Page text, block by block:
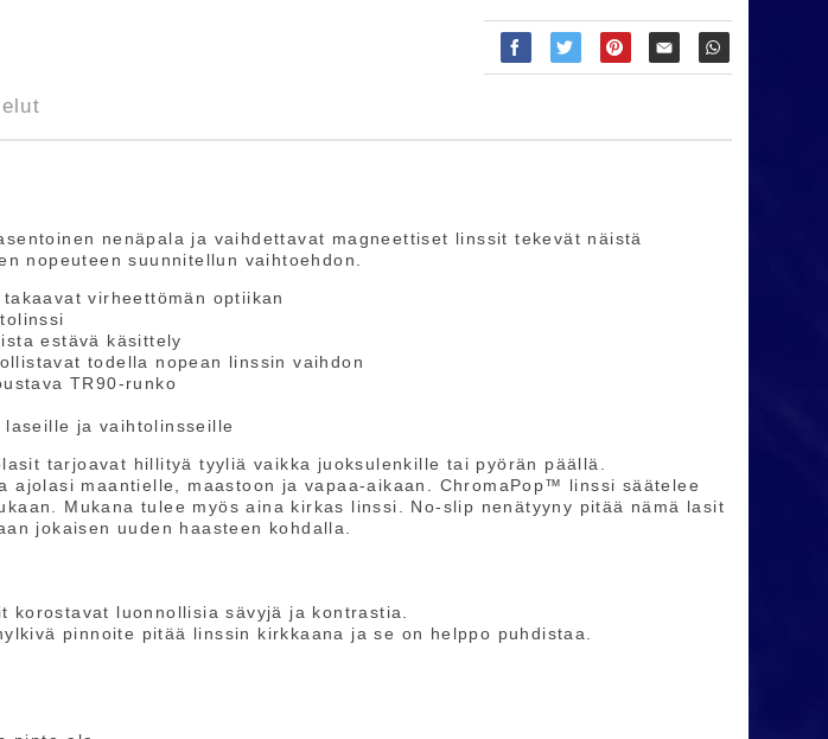
nenäpala ja vaihdettavat magneettiset linssit tekevät näistä
nopeuteen suunnitellun vaihtoehdon.
virheettömän optiikan
estävä käsittely
todella nopean linssin vaihdon
TR90-runko
laseille ja vaihtolinsseille
tarjoavat hillityä tyyliä vaikka juoksulenkille tai pyörän päällä.
ajolasi maantielle, maastoon ja vapaa-aikaan. ChromaPop™ linssi säätelee
Mukana tulee myös aina kirkas linssi. No-slip nenätyyny pitää nämä lasit
jokaisen uuden haasteen kohdalla.
korostavat luonnollisia sävyjä ja kontrastia.
pinnoite pitää linssin kirkkaana ja se on helppo puhdistaa.